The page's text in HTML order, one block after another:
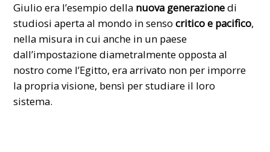
Giulio era l’esempio della nuova generazionedi
studiosi aperta al mondo in sensocritico e pacifico,
nella misura in cui anche in un paese
dall’impostazione diametralmente opposta al
nostro come l’Egitto, era arrivato non per imporre
la propria visione, bensì per studiare il loro
sistema.